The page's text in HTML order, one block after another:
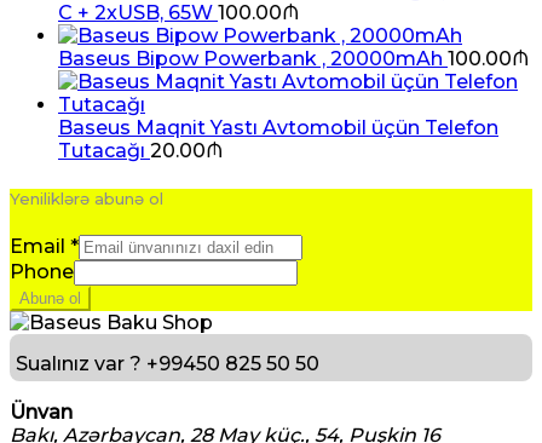
C + 2xUSB, 65W 100.00₼
Baseus Bipow Powerbank , 20000mAh 100.00₼
Baseus Maqnit Yastı Avtomobil üçün Telefon
Tutacağı 20.00₼
Yeniliklərə abunə ol
Email *
Phone
Abunə ol
Sualınız var ? +99450 825 50 50
Ünvan
Bakı, Azərbaycan, 28 May küç., 54, Puşkin 16